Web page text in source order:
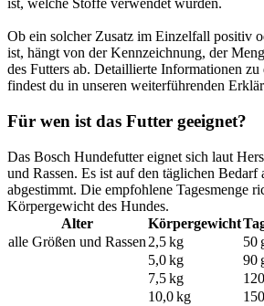
ist, welche Stoffe verwendet wurden.
Ob ein solcher Zusatz im Einzelfall positiv
ist, hängt von der Kennzeichnung, der
des Futters ab. Detaillierte Informationen zu
findest du in unseren weiterführenden
Für wen ist das Futter geeignet?
Das Bosch Hundefutter eignet sich laut
und Rassen. Es ist auf den täglichen
abgestimmt. Die empfohlene Tagesmenge
Körpergewicht des Hundes.
Alter
Körpergewicht
alle Größen und Rassen 2,5 kg
50
5,0 kg
90
7,5 kg
10,0 kg